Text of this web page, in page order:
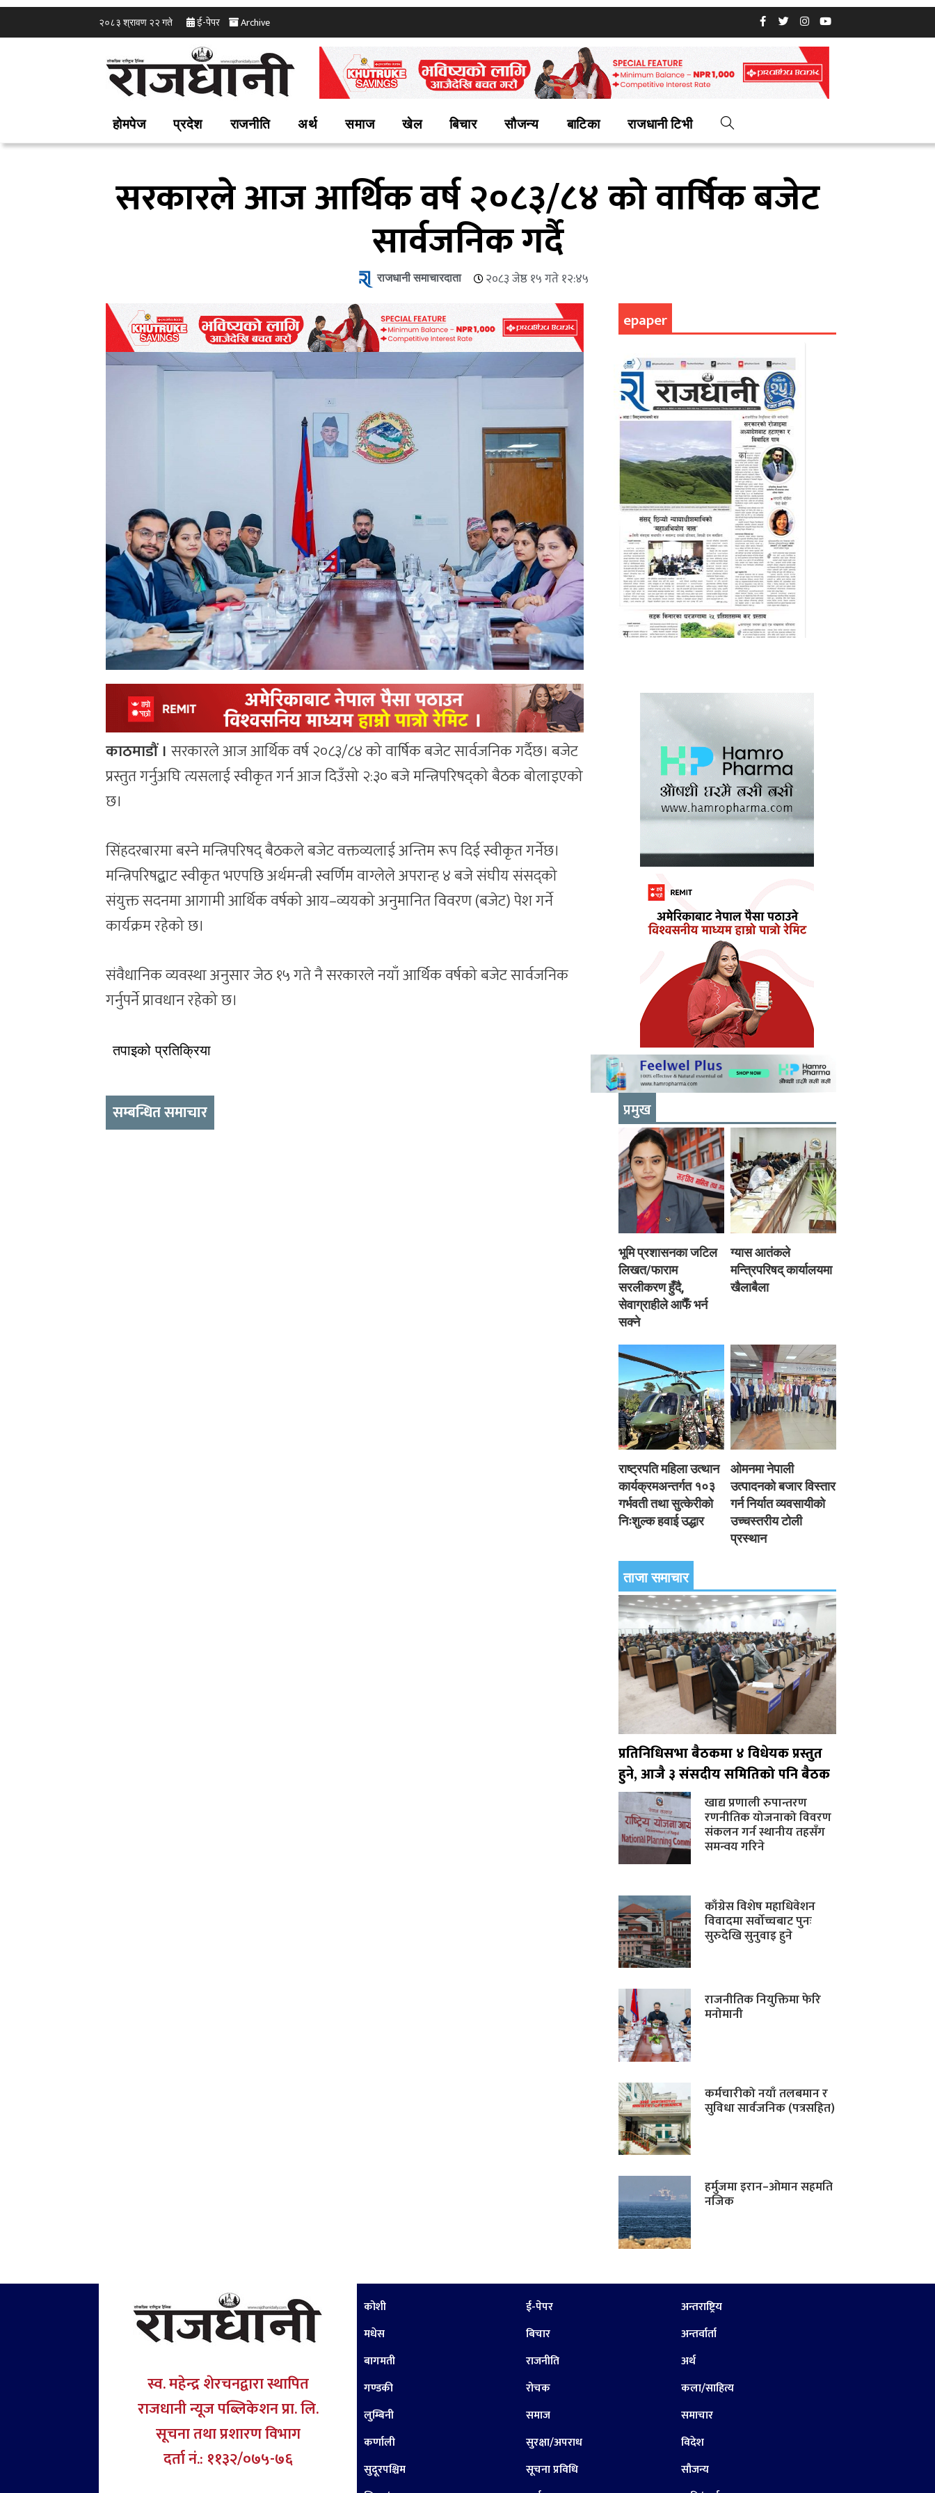
२०८३ श्रावण २२ गते ई-पेपर Archive
होमपेज प्रदेश राजनीति अर्थ समाज खेल बिचार सौजन्य बाटिका राजधानी टिभी
सरकारले आज आर्थिक वर्ष २०८३/८४ को वार्षिक बजेट
सार्वजनिक गर्दै
राजधानी समाचारदाता २०८३ जेष्ठ १५ गते १२:४५
काठमाडौं । सरकारले आज आर्थिक वर्ष २०८३/८४ को वार्षिक बजेट सार्वजनिक गर्दैछ। बजेट
प्रस्तुत गर्नुअघि त्यसलाई स्वीकृत गर्न आज दिउँसो २:३० बजे मन्त्रिपरिषद्को बैठक बोलाइएको
छ।
सिंहदरबारमा बस्ने मन्त्रिपरिषद् बैठकले बजेट वक्तव्यलाई अन्तिम रूप दिई स्वीकृत गर्नेछ।
मन्त्रिपरिषद्बाट स्वीकृत भएपछि अर्थमन्त्री स्वर्णिम वाग्लेले अपरान्ह ४ बजे संघीय संसद्को
संयुक्त सदनमा आगामी आर्थिक वर्षको आय–व्ययको अनुमानित विवरण (बजेट) पेश गर्ने
कार्यक्रम रहेको छ।
संवैधानिक व्यवस्था अनुसार जेठ १५ गते नै सरकारले नयाँ आर्थिक वर्षको बजेट सार्वजनिक
गर्नुपर्ने प्रावधान रहेको छ।
तपाइको प्रतिक्रिया
सम्बन्धित समाचार
epaper
प्रमुख
भूमि प्रशासनका जटिल
लिखत/फाराम
सरलीकरण हुँदै,
सेवाग्राहीले आफैँ भर्न
सक्ने
ग्यास आतंकले
मन्त्रिपरिषद् कार्यालयमा
खैलाबैला
राष्ट्रपति महिला उत्थान
कार्यक्रमअन्तर्गत १०३
गर्भवती तथा सुत्केरीको
निःशुल्क हवाई उद्धार
ओमनमा नेपाली
उत्पादनको बजार विस्तार
गर्न निर्यात व्यवसायीको
उच्चस्तरीय टोली
प्रस्थान
ताजा समाचार
प्रतिनिधिसभा बैठकमा ४ विधेयक प्रस्तुत
हुने, आजै ३ संसदीय समितिको पनि बैठक
खाद्य प्रणाली रुपान्तरण
रणनीतिक योजनाको विवरण
संकलन गर्न स्थानीय तहसँग
समन्वय गरिने
काँग्रेस विशेष महाधिवेशन
विवादमा सर्वोच्चबाट पुनः
सुरुदेखि सुनुवाइ हुने
राजनीतिक नियुक्तिमा फेरि
मनोमानी
कर्मचारीको नयाँ तलबमान र
सुविधा सार्वजनिक (पत्रसहित)
हर्मुजमा इरान–ओमान सहमति
नजिक
स्व. महेन्द्र शेरचनद्वारा स्थापित
राजधानी न्यूज पब्लिकेशन प्रा. लि.
सूचना तथा प्रशारण विभाग
दर्ता नं.: ११३२/०७५-७६
कोशी
मधेस
बागमती
गण्डकी
लुम्बिनी
कर्णाली
सुदूरपश्चिम
ई-पेपर
बिचार
राजनीति
रोचक
समाज
सुरक्षा/अपराध
सूचना प्रविधि
अन्तराष्ट्रिय
अन्तर्वार्ता
अर्थ
कला/साहित्य
समाचार
विदेश
सौजन्य